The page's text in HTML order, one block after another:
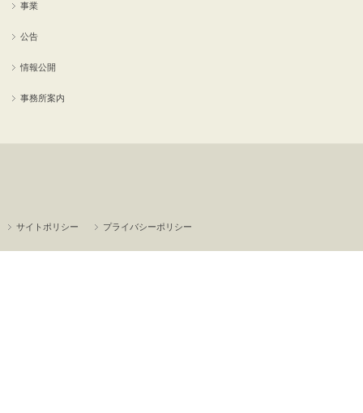
事業
公告
情報公開
事務所案内
サイトポリシー プライバシーポリシー